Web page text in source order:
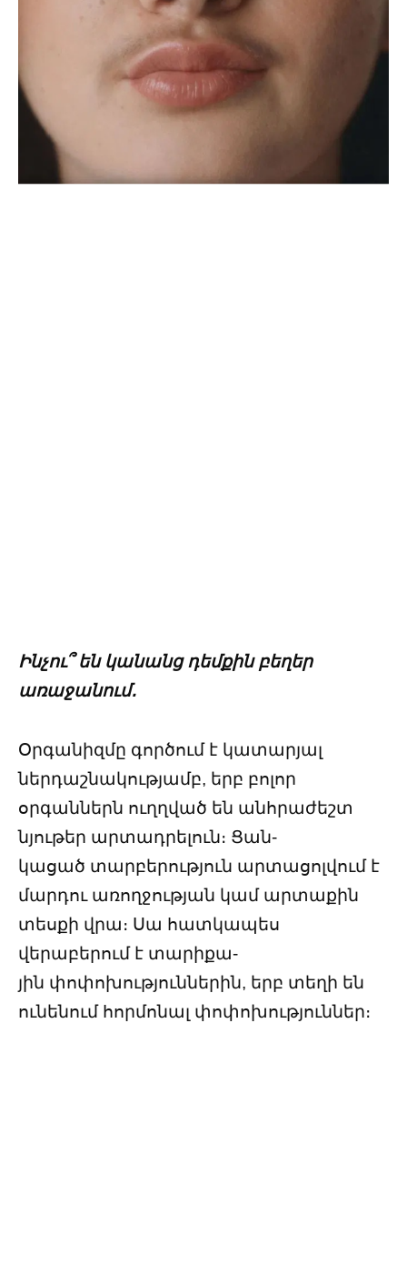
Ինչու՞ են կանանց դեմքին բեղեր
առաջանում․
Օրգանիզմը գործում է կատարյալ
ներդաշնակությամբ, երբ բոլոր
օրգաններն ուղղված են անհրաժեշտ
նյութեր արտադրելուն։ Ցան-
կացած տարբերություն արտացոլվում է
մարդու առողջության կամ արտաքին
տեսքի վրա։ Սա հատկապես
վերաբերում է տարիքա-
յին փոփոխություններին, երբ տեղի են
ունենում հորմոնալ փոփոխություններ։